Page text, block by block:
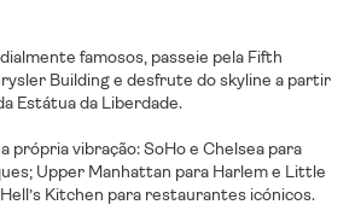
famosos, passeie pela Fifth
Building e desfrute do skyline a partir
Estátua da Liberdade.
própria vibração: SoHo e Chelsea para
Upper Manhattan para Harlem e Little
Kitchen para restaurantes icónicos.